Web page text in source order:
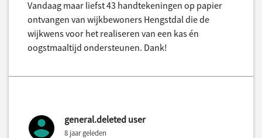
Vandaag maar liefst 43 handtekeningen op papier
ontvangen van wijkbewoners Hengstdal die de
wijkwens voor het realiseren van een kas én
oogstmaaltijd ondersteunen. Dank!
general.deleted user
8 jaar geleden